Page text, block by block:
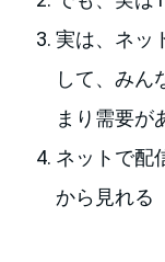
実は、ネッ
して、みん
まり需要が
ネットで配
から見れる